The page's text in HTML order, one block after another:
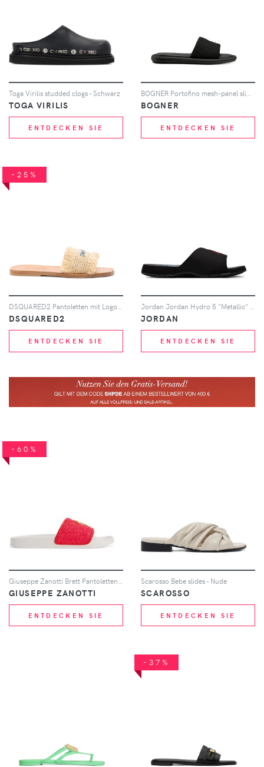
Toga Virilis studded clogs - Schwarz
TOGA VIRILIS
ENTDECKEN SIE
BOGNER
ENTDECKEN SIE
-25%
DSQUARED2 Pantoletten mit Logo-Stickerei - Nude
DSQUARED2
ENTDECKEN SIE
Jordan Jordan Hydro 5 "Metallic" slides - Schwarz
JORDAN
ENTDECKEN SIE
-60%
GIUSEPPE ZANOTTI
ENTDECKEN SIE
Scarosso Bebe slides - Nude
SCAROSSO
ENTDECKEN SIE
-37%